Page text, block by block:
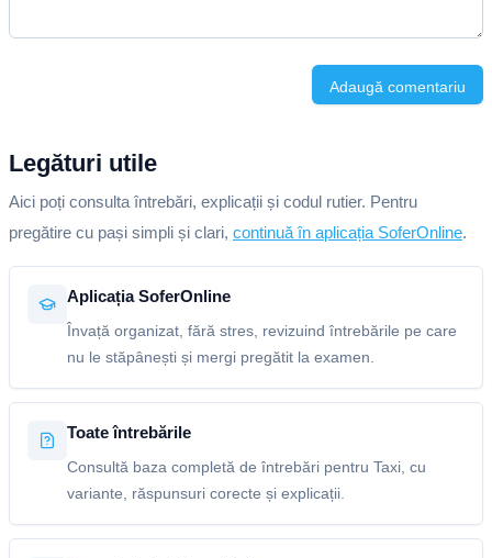
Adaugă comentariu
Legături utile
Aici poți consulta întrebări, explicații și codul rutier. Pentru
pregătire cu pași simpli și clari, continuă în aplicația SoferOnline.
Aplicația SoferOnline
Învață organizat, fără stres, revizuind întrebările pe care
nu le stăpânești și mergi pregătit la examen.
Toate întrebările
Consultă baza completă de întrebări pentru Taxi, cu
variante, răspunsuri corecte și explicații.